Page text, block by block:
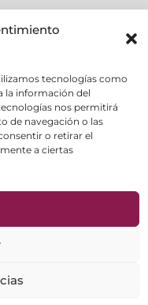
tecnologías como
la información del
nos permitirá
de navegación o las
o retirar el
a ciertas
Política de
|FAQ
Ambiental